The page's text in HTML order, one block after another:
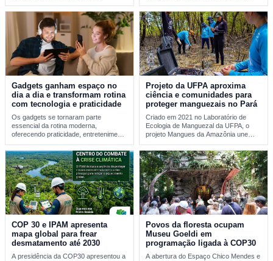
Gadgets ganham espaço no
dia a dia e transformam rotina
com tecnologia e praticidade
Os gadgets se tornaram parte
essencial da rotina moderna,
oferecendo praticidade, entretenimento
desses…
Projeto da UFPA aproxima
ciência e comunidades para
proteger manguezais no Pará
Criado em 2021 no Laboratório de
Ecologia de Manguezal da UFPA, o
projeto Mangues da Amazônia une
COP 30 e IPAM apresenta
mapa global para frear
desmatamento até 2030
A presidência da COP30 apresentou a
Povos da floresta ocupam
Museu Goeldi em
programação ligada à COP30
A abertura do Espaço Chico Mendes e